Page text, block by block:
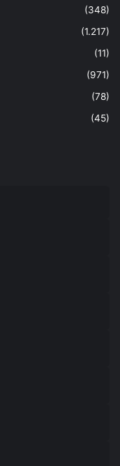
(348)
(1.217)
(11)
(971)
(78)
(45)